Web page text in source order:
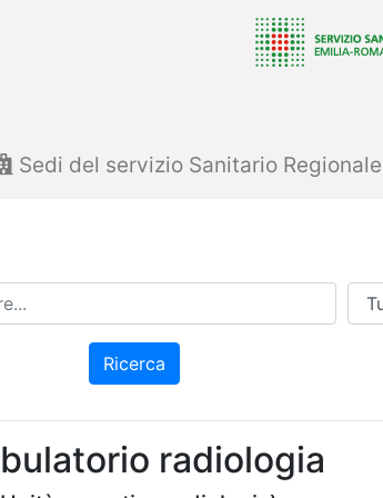
Sedi del servizio Sanitario
Ricerca
radiologia